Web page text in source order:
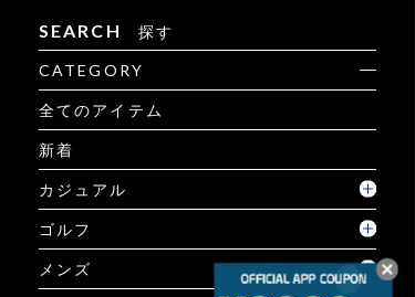
SEARCH 探す
CATEGORY
全てのアイテム
新着
カジュアル
ゴルフ
メンズ